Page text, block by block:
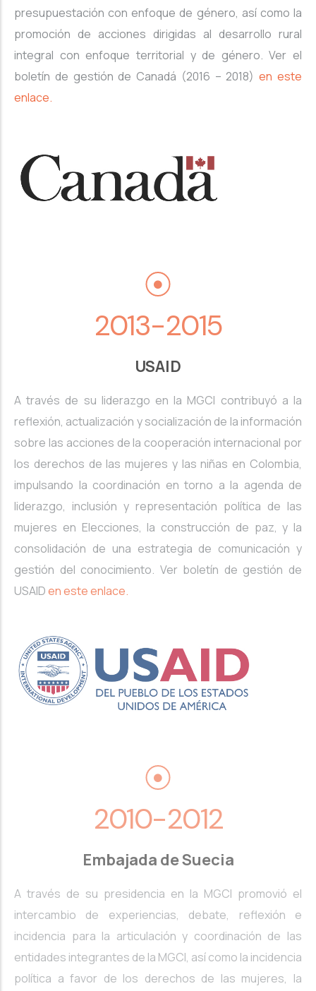
presupuestación con enfoque de género, así como la
promoción de acciones dirigidas al desarrollo rural
integral con enfoque territorial y de género. Ver el
boletín de gestión de Canadá (2016 – 2018)en este
enlace.
2013-2015
USAID
A través de su liderazgo en la MGCI contribuyó a la
reflexión, actualización y socialización de la información
sobre las acciones de la cooperación internacional por
los derechos de las mujeres y las niñas en Colombia,
impulsando la coordinación en torno a la agenda de
liderazgo, inclusión y representación política de las
mujeres en Elecciones, la construcción de paz, y la
consolidación de una estrategia de comunicación y
gestión del conocimiento. Ver boletín de gestión de
USAIDen este enlace.
2010-2012
Embajada de Suecia
A través de su presidencia en la MGCI promovió el
intercambio de experiencias, debate, reflexión e
incidencia para la articulación y coordinación de las
entidades integrantes de la MGCI, así como la incidencia
política a favor de los derechos de las mujeres, la